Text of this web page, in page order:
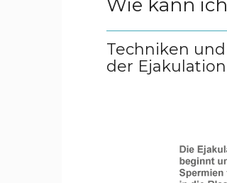
Wie kann
Techniken
der Ejakulation